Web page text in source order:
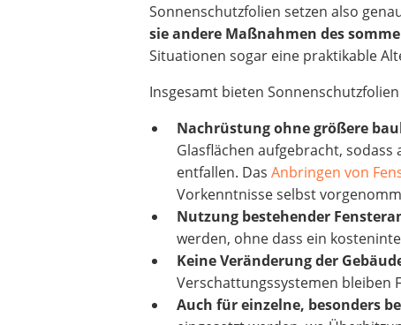
Sonnenschutzfolien setzen also
sie andere Maßnahmen des
Situationen sogar eine praktikable
Insgesamt bieten
Nachrüstung ohne größere
Glasflächen aufgebracht,
entfallen. Das Anbringen von
Vorkenntnisse selbst
Nutzung bestehender
werden, ohne dass ein
Keine Veränderung der
Verschattungssystemen bleiben
Auch für einzelne, besonders